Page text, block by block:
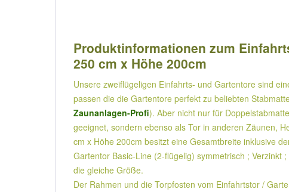
Produktinformationen zum
250 cm x Höhe 200cm
Unsere zweiflügeligen Einfahrts- und Gartentore sind
passen die die Gartentore perfekt zu beliebten
Zaunanlagen-Profi). Aber nicht nur für
geeignet, sondern ebenso als Tor in anderen Zäunen,
cm x Höhe 200cm besitzt eine Gesamtbreite inklusive
Gartentor Basic-Line (2-flügelig) symmetrisch ; Verzinkt
die gleiche Größe.
Der Rahmen und die Torpfosten vom Einfahrtstor /